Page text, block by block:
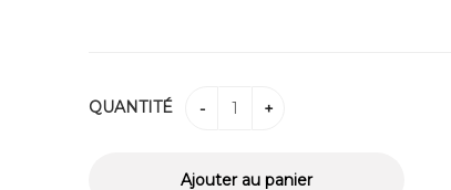
QUANTITÉ